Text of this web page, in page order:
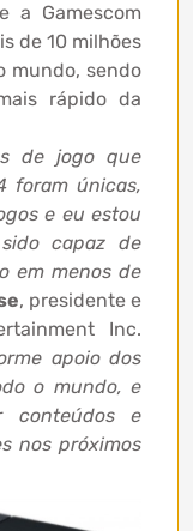
a Gamescom
de 10 milhões
mundo, sendo
rápido da
de jogo que
foram únicas,
e eu estou
capaz de
em menos de
, presidente e
Inc.
apoio dos
o mundo, e
conteúdos e
nos próximos